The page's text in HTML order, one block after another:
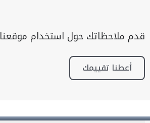
قدم ملاحظاتك حول استخدام موقعنا
أعطنا تقييمك